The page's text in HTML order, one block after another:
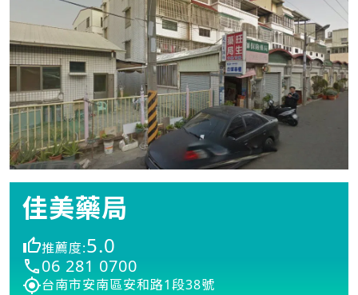
佳美藥局
推薦度:5.0
06 281 0700
台南市安南區安和路1段38號